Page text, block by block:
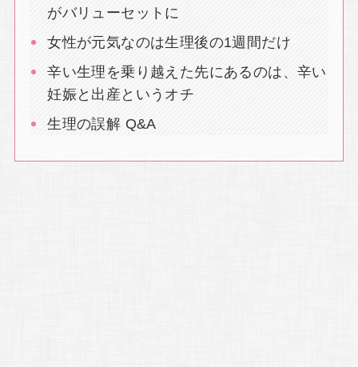
がバリューセットに
女性が元気なのは生理後の1週間だけ
辛い生理を乗り越えた先にあるのは、辛い
妊娠と出産というオチ
生理の誤解 Q&A